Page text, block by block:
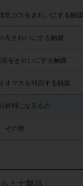
気ガスをきれいにする触媒
をきれいにする触媒
をきれいにする触媒
オマスを利用する触媒
材料になるもの
その他
ミナ製品